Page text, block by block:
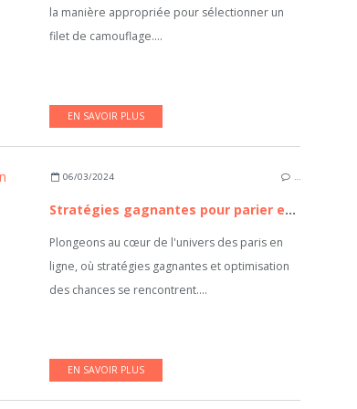
la manière appropriée pour sélectionner un
filet de camouflage....
EN SAVOIR PLUS
06/03/2024 …
Stratégies gagnantes pour parier en ligne
Plongeons au cœur de l'univers des paris en
ligne, où stratégies gagnantes et optimisation
des chances se rencontrent....
EN SAVOIR PLUS